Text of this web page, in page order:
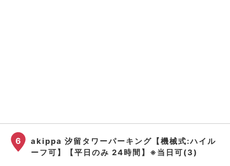
6
akippa 汐留タワーパーキング【機械式:ハイル
ーフ可】【平日のみ 24時間】※当日可(3)